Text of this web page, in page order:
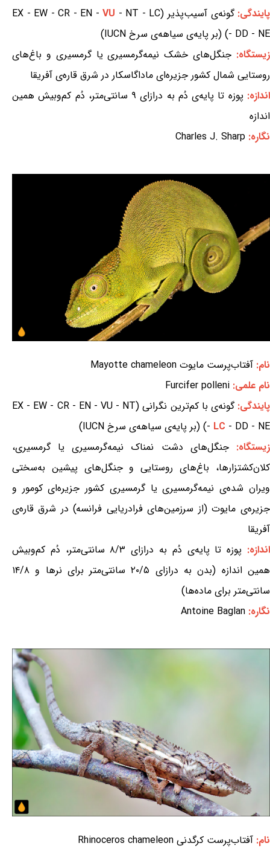
پایندگی:گونه‌ی آسیب‌پذیر (EX - EW - CR - EN - VU - NT - LC
- DD - NE) (بر پایه‌ی سیاهه‌ی سرخ IUCN)
زیستگاه: جنگل‌های خشک نیمه‌گرمسیری یا گرمسیری و باغ‌های
روستایی شمال کشور جزیره‌ای ماداگاسکار در شرق قاره‌ی آفریقا
اندازه:
پوزه تا پایه‌ی دُم به درازای ۹ سانتی‌متر، دُم کم‌وبیش همین
اندازه
نگاره: Charles J. Sharp
نام: آفتاب‌پرست مایوت Mayotte chameleon
نام علمی: Furcifer polleni
پایندگی:
گونه‌ی با کم‌ترین نگرانی (EX - EW - CR - EN - VU - NT
- LC - DD - NE) (بر پایه‌ی سیاهه‌ی سرخ IUCN)
زیستگاه:جنگل‌های دشت نمناک نیمه‌گرمسیری یا گرمسیری،
کلان‌کشتزارها، باغ‌های روستایی و جنگل‌های پیشین به‌سختی
ویران شده‌ی نیمه‌گرمسیری یا گرمسیری کشور جزیره‌ای کومور و
جزیره‌ی مایوت (از سرزمین‌های فرادریایی فرانسه) در شرق قاره‌ی
آفریقا
اندازه:
پوزه تا پایه‌ی دُم به درازای ۸/۳ سانتی‌متر، دُم کم‌وبیش
همین اندازه (بدن به درازای ۲۰/۵ سانتی‌متر برای نرها و ۱۴/۸
سانتی‌متر برای ماده‌ها)
نگاره: Antoine Baglan
نام: آفتاب‌پرست کرگدنی Rhinoceros chameleon